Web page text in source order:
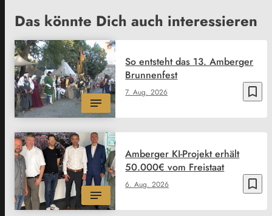
Das könnte Dich auch interessieren
bookmark_border
7. Aug. 2026
So entsteht das 13. Amberger
Brunnenfest
bookmark_border
6. Aug. 2026
Amberger KI-Projekt erhält
50.000€ vom Freistaat